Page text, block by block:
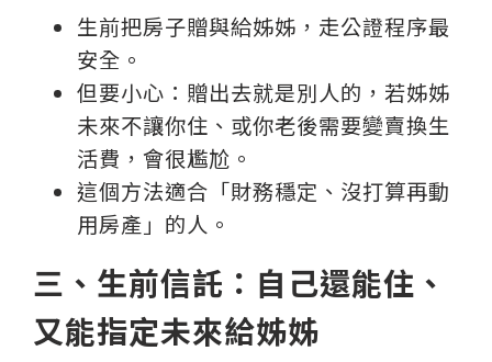
生前把房子贈與給姊姊，走公證程序最
安全。
但要小心：贈出去就是別人的，若姊姊
未來不讓你住、或你老後需要變賣換生
活費，會很尷尬。
這個方法適合「財務穩定、沒打算再動
用房產」的人。
三、生前信託：自己還能住、
又能指定未來給姊姊